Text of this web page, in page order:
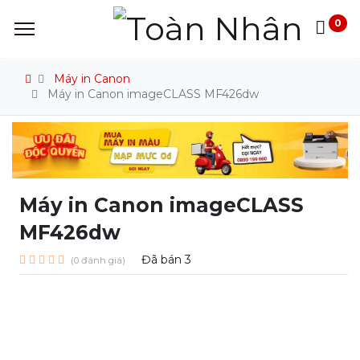
0
Máy in Canon
Máy in Canon imageCLASS MF426dw
Máy in Canon imageCLASS
MF426dw
(0 đánh giá) Đã bán3